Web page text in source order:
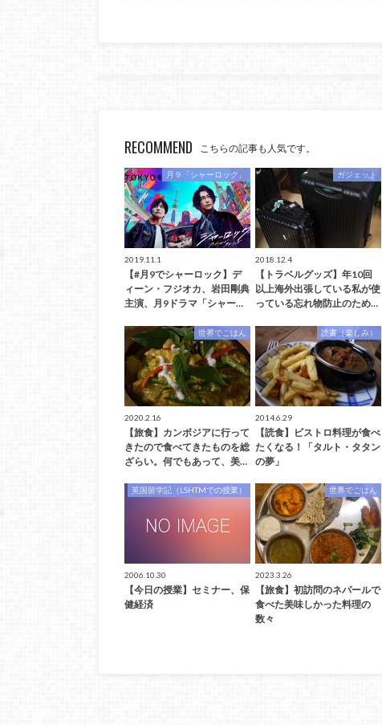
RECOMMEND こちらの記事も人気です。
月９「シャーロック」
2019.11.1
【#月9でシャーロック】デ
ィーン・フジオカ、岩田剛典
主演、月9ドラマ「シャー…
ガジェット
2018.12.4
【トラベルグッズ】年10回
以上海外出張している私が使
っている忘れ物防止のため…
世界でごはん
2020.2.16
【旅食】カンボジアに行って
きたので食べてきたものを総
ざらい。何でもあって、美…
読書（楽しみ）
2014.6.29
【読食】ビストロ料理が食べ
たくなる！「タルト・タタン
の夢」
英国留学記（LSHTMでの授業）
2006.10.30
【今日の授業】セミナー、保
健経済
世界でごはん
2023.3.26
【旅食】初訪問のネパールで
食べた美味しかった料理の
数々